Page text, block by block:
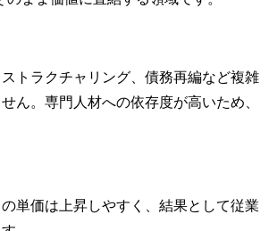
トラクチャリング、債務再編など複雑
ん。専門人材への依存度が高いため、
単価は上昇しやすく、結果として従業